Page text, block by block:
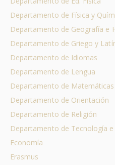
Departamento de Física y
Departamento de Geografía e
Departamento de Griego y
Departamento de Idiomas
Departamento de Lengua
Departamento de Matemáticas
Departamento de Orientación
Departamento de Religión
Departamento de Tecnología
Economía
Erasmus